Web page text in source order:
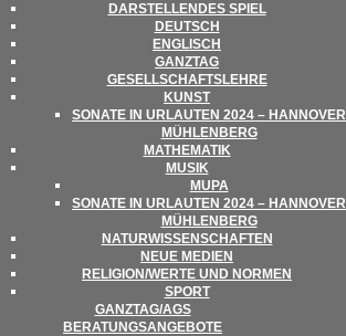
DAR­STEL­LEN­DES SPIEL
DEUTSCH
ENG­LISCH
GANZ­TAG
GESELL­SCHAFTS­LEHRE
KUNST
SONATE IN URLAU­TEN 2024 – HAN­NO­VER
MÜHLENBERG
MATHE­MA­TIK
MUSIK
MUPA
SONATE IN URLAU­TEN 2024 – HAN­NO­VER
MÜHLENBERG
NATUR­WIS­SEN­SCHAF­TEN
NEUE MEDIEN
RELIGION/​​WERTE UND NORMEN
SPORT
GANZTAG/​​AGS
BERA­TUNGS­AN­GE­BOTE